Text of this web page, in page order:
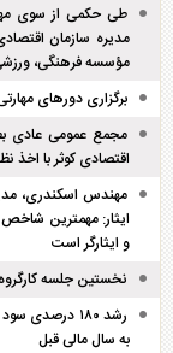
طی حکمی از سوی
مدیره سازمان
مؤسسه فرهنگی،
برگزاری دور‌های
اقتصادی کوثر با اخذ
مهندس اسکندری،
ایثار: مهمترین
و ایثارگر است
نخستین جلسه
رشد ۱۸۰
به سال مالی قبل